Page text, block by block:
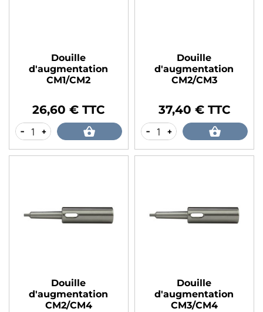
Douille
d'augmentation
CM1/CM2
Prix26,60 € TTC
- +
Douille
d'augmentation
CM2/CM3
Prix37,40 € TTC
- +
Douille
d'augmentation
CM2/CM4
Douille
d'augmentation
CM3/CM4